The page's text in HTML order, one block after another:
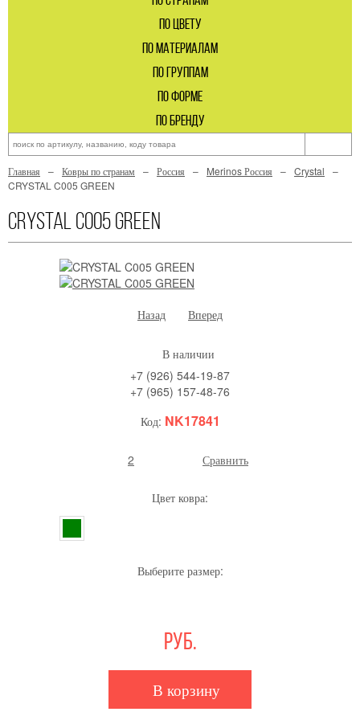
по цвету
по материалам
по группам
по форме
по бренду
Главная Ковры по странам Россия Merinos Россия
Crystal
CRYSTAL C005 GREEN
CRYSTAL C005 GREEN
Назад Вперед
В наличии
+7 (926) 544-19-87
+7 (965) 157-48-76
Код: NK17841
2 Сравнить
Цвет ковра:
Выберите размер:
руб.
В корзину